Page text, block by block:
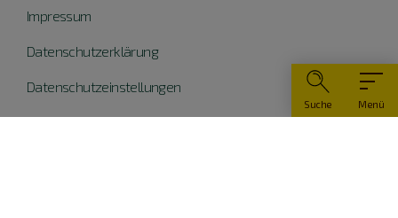
Menü
Suche
Impressum
Datenschutzerklärung
Datenschutzeinstellungen
Widerruf erklären